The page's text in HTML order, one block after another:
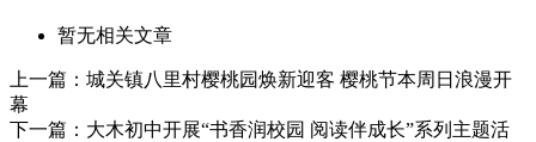
暂无相关文章
上一篇： 城关镇八里村樱桃园焕新迎客 樱桃节本周日浪漫开
幕
下一篇： 大木初中开展“书香润校园 阅读伴成长”系列主题活